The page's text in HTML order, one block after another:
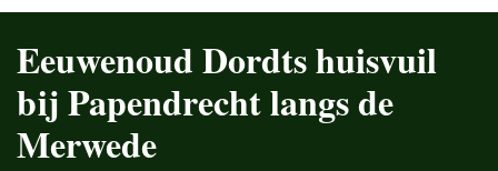
Eeuwenoud Dordts huisvuil
bij Papendrecht langs de
Merwede